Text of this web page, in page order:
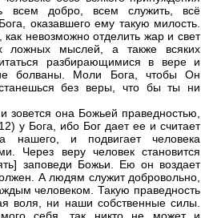
всем добро, всем служить, всё
оказавшего ему такую милость.
невозможно отделить жар и свет
ложных мыслей, а также всяких
разбирающимися в вере и
болваны. Моли Бога, чтобы Он
без веры, что бы ты ни
зовется она Божьей праведностью,
у Бога, ибо Бог дает ее и считает
нашего, и подвигает человека
Через веру человек становится
заповеди Божьи. Ею он воздает
А людям служит добровольно,
человеком. Такую праведность
воля, ни наши собственные силы.